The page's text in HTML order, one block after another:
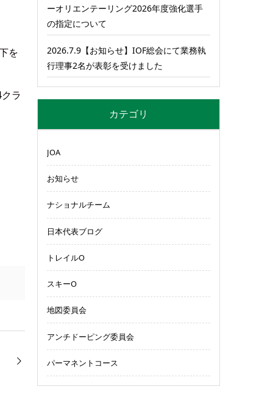
を
ラ
ーオリエンテーリング2026年度強化選手
の指定について
2026.7.9【お知らせ】IOF総会にて業務執
行理事2名が表彰を受けました
カテゴリ
JOA
お知らせ
ナショナルチーム
日本代表ブログ
トレイルO
スキーO
地図委員会
アンチドーピング委員会
パーマネントコース